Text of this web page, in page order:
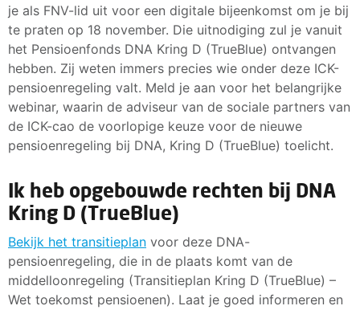
je als FNV-lid uit voor een digitale bijeenkomst om je bij
te praten op 18 november. Die uitnodiging zul je vanuit
het Pensioenfonds DNA Kring D (TrueBlue) ontvangen
hebben. Zij weten immers precies wie onder deze ICK-
pensioenregeling valt. Meld je aan voor het belangrijke
webinar, waarin de adviseur van de sociale partners van
de ICK-cao de voorlopige keuze voor de nieuwe
pensioenregeling bij DNA, Kring D (TrueBlue) toelicht.
Ik heb opgebouwde rechten bij DNA
Kring D (TrueBlue)
Bekijk het transitieplan voor deze DNA-
pensioenregeling, die in de plaats komt van de
middelloonregeling (Transitieplan Kring D (TrueBlue) –
Wet toekomst pensioenen). Laat je goed informeren en